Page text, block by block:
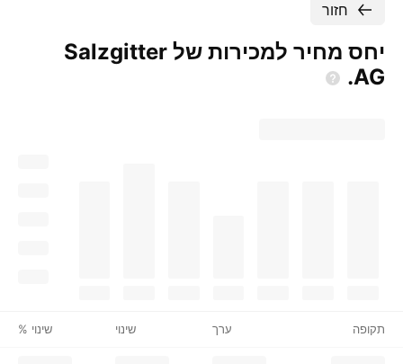
חזור
יחס מחיר למכירות של Salzgitter
AG.
תקופה ערך שינוי שינוי %